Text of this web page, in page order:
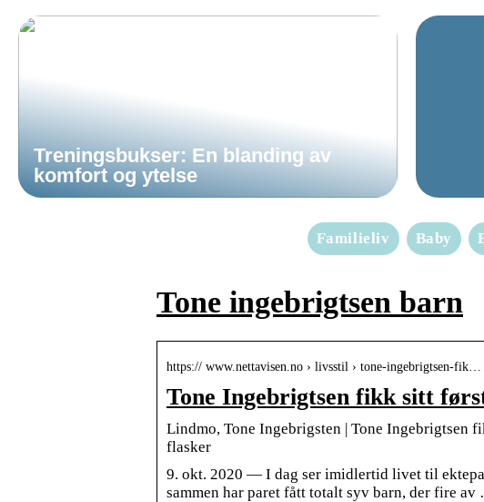
Treningsbukser: En blanding av
komfort og ytelse
Familieliv Baby
Tone ingebrigtsen barn
https:// www.nettavisen.no › livsstil › tone-ingebrigtsen-fik…
Tone Ingebrigtsen fikk sitt
Lindmo, Tone Ingebrigsten | Tone Ingebrigtsen
flasker
9. okt. 2020 — I dag ser imidlertid livet til
sammen har paret fått totalt syv barn, der fire av